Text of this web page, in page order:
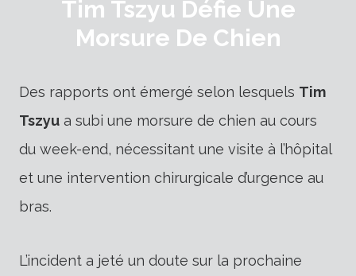
Tim Tszyu Défie Une
Morsure De Chien
Des rapports ont émergé selon lesquels Tim
Tszyu a subi une morsure de chien au cours
du week-end, nécessitant une visite à l’hôpital
et une intervention chirurgicale d’urgence au
bras.
L’incident a jeté un doute sur la prochaine